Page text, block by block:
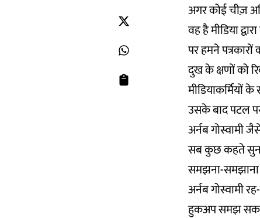
अगर कोई चीज़
वह है मीडिया
पर हमने
दुख के क्षणों को
मीडियाकर्मियों
उसके बाद पटल
अर्नब गोस्वामी
सब कुछ कहते
समझना-समझाना
अर्नब गोस्वामी
हुकअप समझ